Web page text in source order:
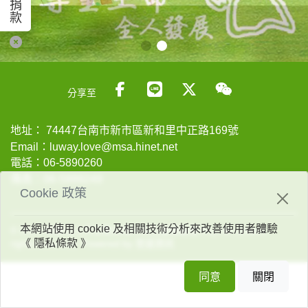
Cookie 政策
本網站使用 cookie 及相關技術分析來改善使用者體驗
《 隱私條款 》
同意 關閉
分享至
地址： 74447台南市新市區新和里中正路169號
Email： luway.love@msa.hinet.net
電話： 06-5890260
© 2023 財團法人天主教台南市私立蘆葦啟智中心 All content
rights reserved. Powered by
捐
款